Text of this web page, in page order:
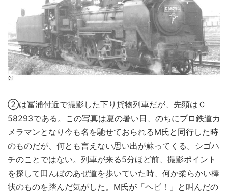
②は冨浦付近で撮影した下り貨物列車だが、先頭はＣ
58293である。この写真は夏の暑い日、のちにプロ鉄道カ
メラマンとなり今も名を馳せておられるM氏と同行した時
のものだが、何とも言えない思い出が蘇ってくる。シゴハ
チのことではない。列車が来る5分ほど前、撮影ポイント
を探して田んぼのあぜ道を歩いていた時、何か柔らかい棒
状のものを踏んだ気がした。M氏が「ヘビ！」と叫んだの